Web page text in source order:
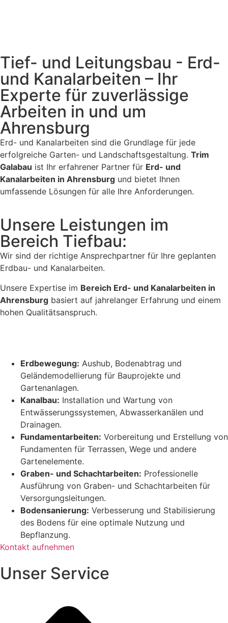
Tief- und Leitungsbau - Erd-
und Kanalarbeiten – Ihr
Experte für zuverlässige
Arbeiten in und um
Ahrensburg
Erd- und Kanalarbeiten sind die Grundlage für jede
erfolgreiche Garten- und Landschaftsgestaltung. Trim
Galabau ist Ihr erfahrener Partner für Erd- und
Kanalarbeiten in Ahrensburg und bietet Ihnen
umfassende Lösungen für alle Ihre Anforderungen.
Unsere Leistungen im
Bereich Tiefbau:
Wir sind der richtige Ansprechpartner für Ihre geplanten
Erdbau- und Kanalarbeiten.
Unsere Expertise im Bereich Erd- und Kanalarbeiten in
Ahrensburg basiert auf jahrelanger Erfahrung und einem
hohen Qualitätsanspruch.
Erdbewegung: Aushub, Bodenabtrag und
Geländemodellierung für Bauprojekte und
Gartenanlagen.
Kanalbau: Installation und Wartung von
Entwässerungssystemen, Abwasserkanälen und
Drainagen.
Fundamentarbeiten: Vorbereitung und Erstellung von
Fundamenten für Terrassen, Wege und andere
Gartenelemente.
Graben- und Schachtarbeiten: Professionelle
Ausführung von Graben- und Schachtarbeiten für
Versorgungsleitungen.
Bodensanierung: Verbesserung und Stabilisierung
des Bodens für eine optimale Nutzung und
Bepflanzung.
Kontakt aufnehmen
Unser Service